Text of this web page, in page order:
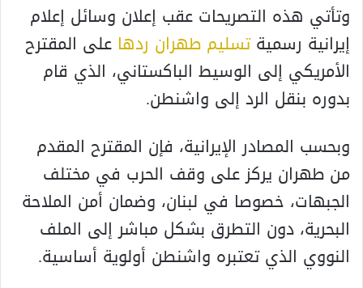
وتأتي هذه التصريحات عقب إعلان وسائل إعلام
إيرانية رسميةتسليم طهران ردها على المقترح
الأمريكي إلى الوسيط الباكستاني، الذي قام
بدوره بنقل الرد إلى واشنطن.
وبحسب المصادر الإيرانية، فإن المقترح المقدم
من طهران يركز على وقف الحرب في مختلف
الجبهات، خصوصا في لبنان، وضمان أمن الملاحة
البحرية، دون التطرق بشكل مباشر إلى الملف
النووي الذي تعتبره واشنطن أولوية أساسية.